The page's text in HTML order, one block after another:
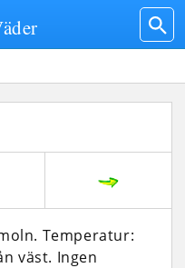
Temperatur:
väst. Ingen